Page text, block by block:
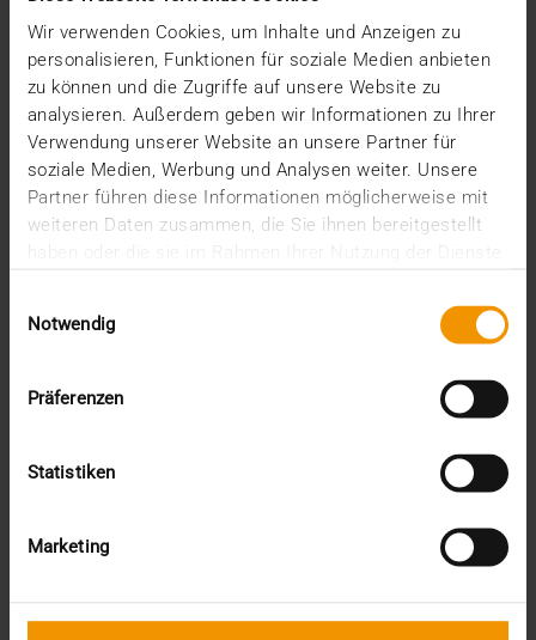
Wir verwenden Cookies, um Inhalte und Anzeigen zu
personalisieren, Funktionen für soziale Medien anbieten
zu können und die Zugriffe auf unsere Website zu
analysieren. Außerdem geben wir Informationen zu Ihrer
Verwendung unserer Website an unsere Partner für
soziale Medien, Werbung und Analysen weiter. Unsere
Partner führen diese Informationen möglicherweise mit
weiteren Daten zusammen, die Sie ihnen bereitgestellt
Notwendig
Präferenzen
Statistiken
Marketing
JiveX Enterprise PACS à la Clinique
29.11.2022